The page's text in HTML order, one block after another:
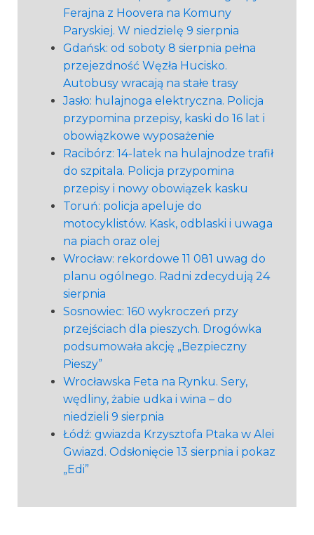
Ferajna z Hoovera na Komuny
Paryskiej. W niedzielę 9 sierpnia
Gdańsk: od soboty 8 sierpnia pełna
przejezdność Węzła Hucisko.
Autobusy wracają na stałe trasy
Jasło: hulajnoga elektryczna. Policja
przypomina przepisy, kaski do 16 lat i
obowiązkowe wyposażenie
Racibórz: 14-latek na hulajnodze trafił
do szpitala. Policja przypomina
przepisy i nowy obowiązek kasku
Toruń: policja apeluje do
motocyklistów. Kask, odblaski i uwaga
na piach oraz olej
Wrocław: rekordowe 11 081 uwag do
planu ogólnego. Radni zdecydują 24
sierpnia
Sosnowiec: 160 wykroczeń przy
przejściach dla pieszych. Drogówka
podsumowała akcję „Bezpieczny
Pieszy”
Wrocławska Feta na Rynku. Sery,
wędliny, żabie udka i wina – do
niedzieli 9 sierpnia
Łódź: gwiazda Krzysztofa Ptaka w Alei
Gwiazd. Odsłonięcie 13 sierpnia i pokaz
„Edi”